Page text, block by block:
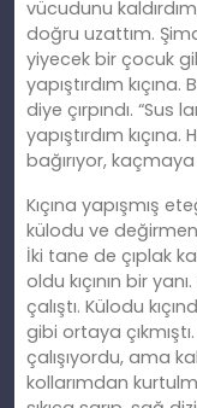
vücudunu
doğru uzattım.
yiyecek bir çocuk
yapıştırdım
diye çırpındı.
yapıştırdım
bağırıyor, kaçmaya
Kıçına yapışmış
külodu ve değirmen
İki tane de çıplak
oldu kıçının bir
çalıştı. Külodu
gibi ortaya çıkmıştı.
çalışıyordu, ama
kollarımdan